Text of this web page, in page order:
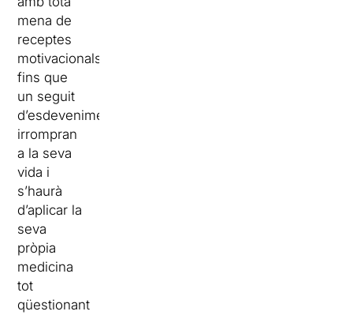
mena de
receptes
motivacionals,
fins que
un seguit
d’esdeveniments
irrompran
a la seva
vida i
s’haurà
d’aplicar la
seva
pròpia
medicina
tot
qüestionant